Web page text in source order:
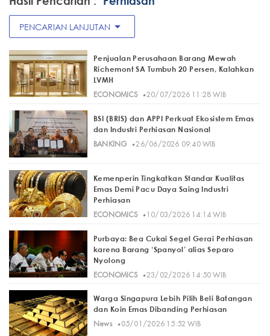
PENCARIAN LANJUTAN arrow_drop_down
Penjualan Perusahaan Barang Mewah
Richemont SA Tumbuh 20 Persen, Kalahkan
LVMH
ECONOMICS· 20/07/2026 11:28 WIB
BSI (BRIS) dan APPI Perkuat Ekosistem Emas
dan Industri Perhiasan Nasional
BANKING· 26/06/2026 09:40 WIB
Kemenperin Tingkatkan Standar Kualitas
Emas Demi Pacu Daya Saing Industri
Perhiasan
ECONOMICS· 10/03/2026 14:14 WIB
Purbaya: Bea Cukai Segel Gerai Perhiasan
karena Barang ‘Spanyol’ alias Separo
Nyolong
ECONOMICS· 23/02/2026 14:50 WIB
Warga Singapura Lebih Pilih Beli Batangan
dan Koin Emas Dibanding Perhiasan
News· 05/01/2026 15:52 WIB